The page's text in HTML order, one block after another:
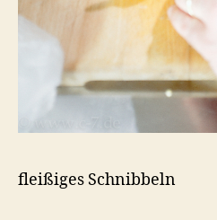
fleißiges Schnibbeln